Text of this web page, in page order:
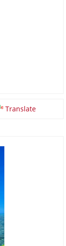
Translate